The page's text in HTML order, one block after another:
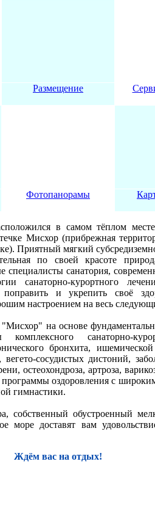
Размещение
Фотопанорамы
в самом тёплом
Мисхор (прибрежная
Приятный мягкий
по своей красоте
специалисты санатория,
санаторно-курортного
поправить и укрепить своё
настроением на весь
на основе
комплексного санаторно-
бронхита,
вегето-сосудистых дистоний,
остеохондроза, артроза,
оздоровления с
гимнастики.
собственный обустроенный
море доставят вам
Ждём вас на отдых!